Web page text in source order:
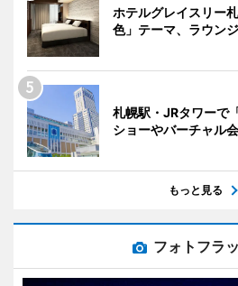
ホテルグレイスリー
色」テーマ、ラウン
札幌駅・JRタワー
ショーやバーチャル
もっと見る
フォトフラ